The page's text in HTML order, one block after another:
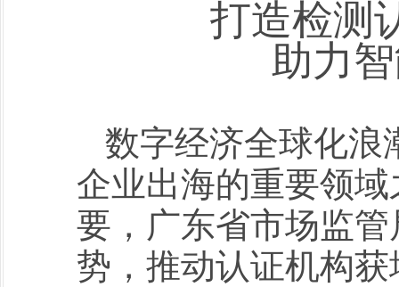
打造检测
助力
数字经济全球化浪
企业出海的重要领
要，广东省市场监
势，推动认证机构